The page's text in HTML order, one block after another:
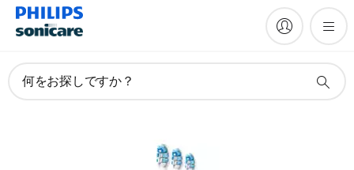
何をお探しですか？